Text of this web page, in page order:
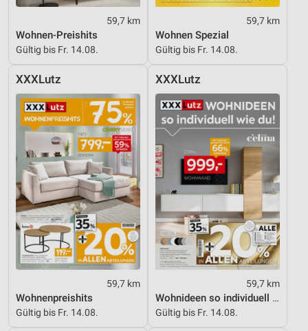
59,7 km
Wohnen-Preishits
Gültig bis Fr. 14.08.
59,7 km
Wohnen Spezial
Gültig bis Fr. 14.08.
XXXLutz
59,7 km
Wohnenpreishits
Gültig bis Fr. 14.08.
XXXLutz
59,7 km
Wohnideen so individuell wie du!
Gültig bis Fr. 14.08.